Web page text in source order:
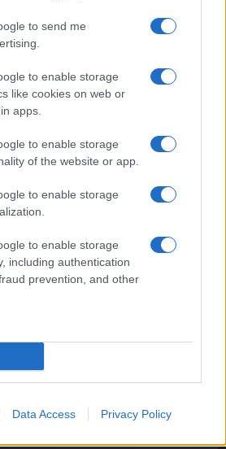
to send me
to enable storage
like cookies on web or
apps.
to enable storage
of the website or app.
to enable storage
to enable storage
including authentication
prevention, and other
Data Access Privacy Policy
crisi
Successiva
investimento
contro Cicalone:
intimidazioni dopo
Incidente stradale